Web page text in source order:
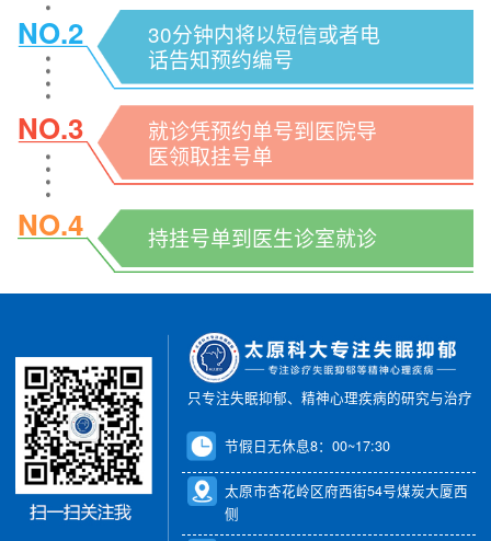
NO.2
30分钟内将以短信或者电
话告知预约编号
NO.3
就诊凭预约单号到医院导
医领取挂号单
NO.4 持挂号单到医生诊室就诊
只专注失眠抑郁、精神心理疾病的研究与治疗
节假日无休息8：00~17:30
太原市杏花岭区府西街54号煤炭大厦西
侧